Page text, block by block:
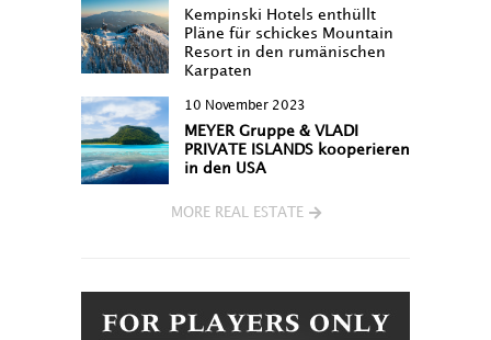
Kempinski Hotels enthüllt
Pläne für schickes Mountain
Resort in den rumänischen
Karpaten
10 November 2023
MEYER Gruppe & VLADI
PRIVATE ISLANDS kooperieren
in den USA
MORE REAL ESTATE